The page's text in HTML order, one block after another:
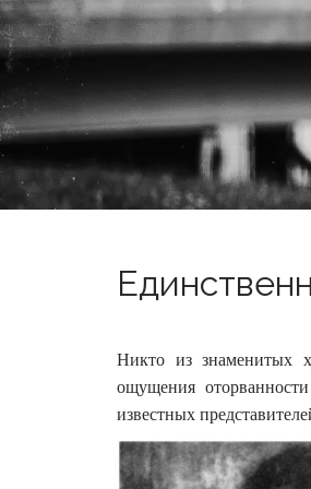
Никто из знаменитых
ощущения
известных